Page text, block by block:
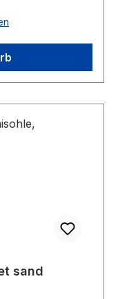
sand